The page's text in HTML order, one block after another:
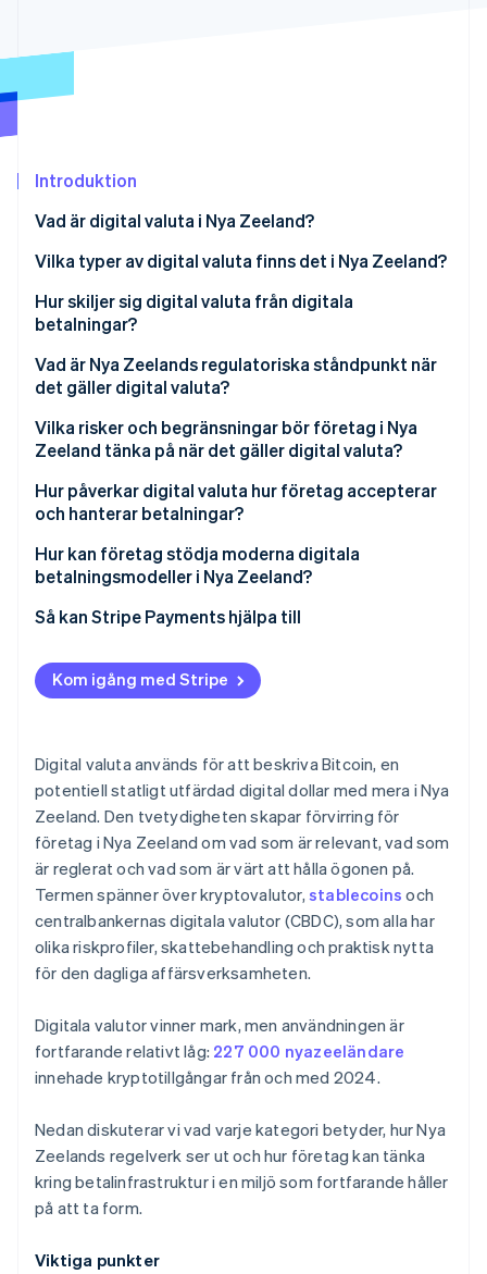
Introduktion
Vad är digital valuta i Nya Zeeland?
Vilka typer av digital valuta finns det i Nya Zeeland?
Kryptovalutor
Centralbankernas digitala valuta (CBDC)
Hur skiljer sig digital valuta från digitala
betalningar?
Vad är Nya Zeelands regulatoriska ståndpunkt när
det gäller digital valuta?
Vilka risker och begränsningar bör företag i Nya
Zeeland tänka på när det gäller digital valuta?
Hur påverkar digital valuta hur företag accepterar
och hanterar betalningar?
Hur kan företag stödja moderna digitala
betalningsmodeller i Nya Zeeland?
Så kan Stripe Payments hjälpa till
Kom igång med Stripe
Digital valuta används för att beskriva Bitcoin, en
potentiell statligt utfärdad digital dollar med mera i Nya
Zeeland. Den tvetydigheten skapar förvirring för
företag i Nya Zeeland om vad som är relevant, vad som
är reglerat och vad som är värt att hålla ögonen på.
Termen spänner över kryptovalutor, stablecoins och
centralbankernas digitala valutor (CBDC), som alla har
olika riskprofiler, skattebehandling och praktisk nytta
för den dagliga affärsverksamheten.
Digitala valutor vinner mark, men användningen är
fortfarande relativt låg: 227 000 nyazeeländare
innehade kryptotillgångar från och med 2024.
Nedan diskuterar vi vad varje kategori betyder, hur Nya
Zeelands regelverk ser ut och hur företag kan tänka
kring betalinfrastruktur i en miljö som fortfarande håller
på att ta form.
Viktiga punkter